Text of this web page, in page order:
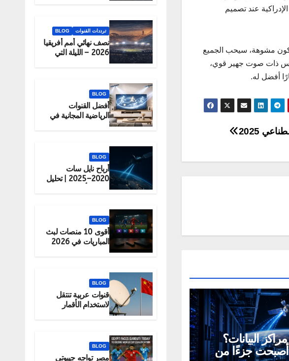
الميزة الإدراكية عند تصميم
تكون مشوهة، سيحب الجميع
ذات صوت جهير قوي،
أفضل له.
2025
البيانات؟
أصبحت جزءًا من
ترددات القنوات BLOG
نصف نهائي أمم أفريقيا
2026 – الليلة التي
BLOG
أفضل القنوات
الرياضية المجانية في
BLOG
أرباح نايل سات
2020–2025 | تحليل
BLOG
أقوى 10 منصات لبث
المباريات في 2026
BLOG
قنوات عربية تنتقل
لاستخدام الأقمار
BLOG
مصر تواجه جيبوتي